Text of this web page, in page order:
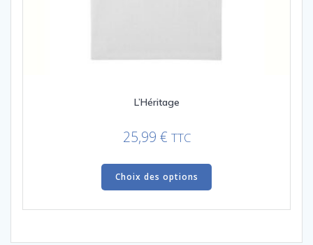
L’Héritage
25,99 € TTC
Choix des options
Ce
a
plusieurs
Les